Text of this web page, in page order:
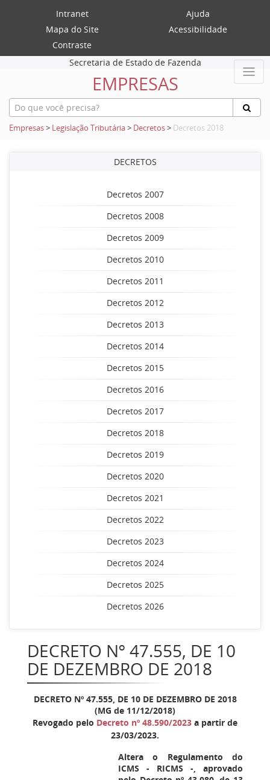
Intranet
Ajuda
Mapa do Site
Acessibilidade
Contraste
Secretaria de Estado de Fazenda
EMPRESAS
Empresas> Legislação Tributária> Decretos> Decretos 2018
DECRETOS
Decretos 2007
Decretos 2008
Decretos 2009
Decretos 2010
Decretos 2011
Decretos 2012
Decretos 2013
Decretos 2014
Decretos 2015
Decretos 2016
Decretos 2017
Decretos 2018
Decretos 2019
Decretos 2020
Decretos 2021
Decretos 2022
Decretos 2023
Decretos 2024
Decretos 2025
Decretos 2026
DECRETO Nº 47.555, DE 10
DE DEZEMBRO DE 2018
DECRETO Nº 47.555, DE 10 DE DEZEMBRO DE 2018
(MG de 11/12/2018)
Revogado pelo Decreto nº 48.590/2023 a partir de
23/03/2023.
Altera o Regulamento do
ICMS - RICMS -, aprovado